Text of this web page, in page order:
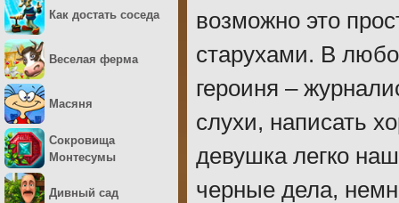
возможно это
старухами. В
героиня –
слухи, написать
девушка легко
черные дела,
Как достать соседа
Веселая ферма
Масяня
Сокровища
Монтесумы
Дивный сад